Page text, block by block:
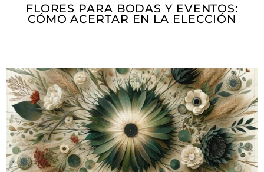
FLORES PARA BODAS Y EVENTOS:
CÓMO ACERTAR EN LA ELECCIÓN